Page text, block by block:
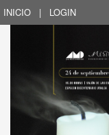
INICIO | LOGIN